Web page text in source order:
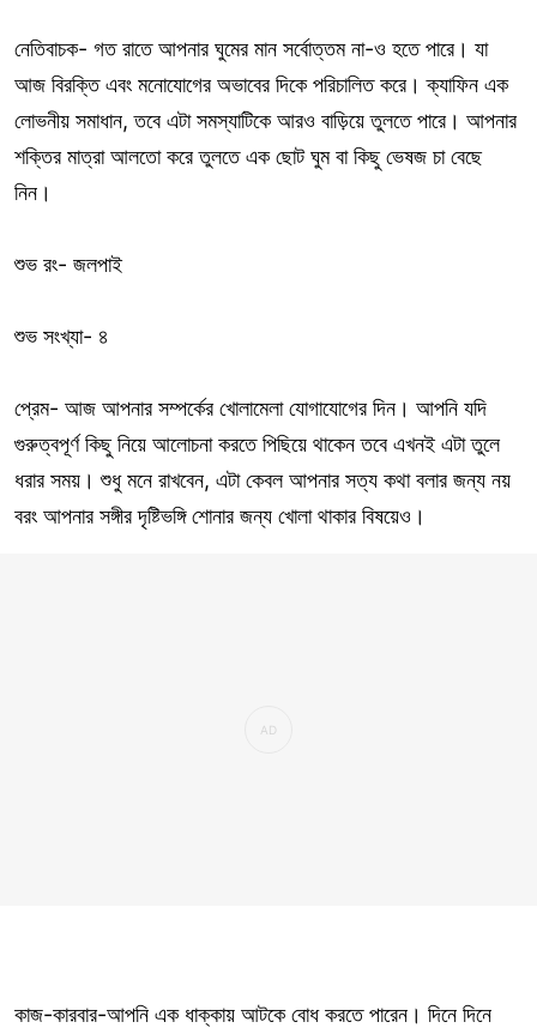
নেতিবাচক- গত রাতে আপনার ঘুমের মান সর্বোত্তম না-ও হতে পারে। যা
আজ বিরক্তি এবং মনোযোগের অভাবের দিকে পরিচালিত করে। ক্যাফিন এক
লোভনীয় সমাধান, তবে এটা সমস্যাটিকে আরও বাড়িয়ে তুলতে পারে। আপনার
শক্তির মাত্রা আলতো করে তুলতে এক ছোট ঘুম বা কিছু ভেষজ চা বেছে
নিন।
শুভ রং- জলপাই
শুভ সংখ্যা- ৪
প্রেম- আজ আপনার সম্পর্কের খোলামেলা যোগাযোগের দিন। আপনি যদি
গুরুত্বপূর্ণ কিছু নিয়ে আলোচনা করতে পিছিয়ে থাকেন তবে এখনই এটা তুলে
ধরার সময়। শুধু মনে রাখবেন, এটা কেবল আপনার সত্য কথা বলার জন্য নয়
বরং আপনার সঙ্গীর দৃষ্টিভঙ্গি শোনার জন্য খোলা থাকার বিষয়েও।
কাজ-কারবার-আপনি এক ধাক্কায় আটকে বোধ করতে পারেন। দিনে দিনে